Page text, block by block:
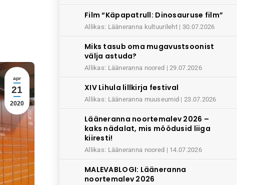
apr
21
2020
Film “Käpapatrull: Dinosauruse film”
Allikas: Lääneranna kultuurileht 30.07.2026
Miks tasub oma mugavustsoonist
välja astuda?
Allikas: Lääneranna noored 29.07.2026
XIV Lihula lillkirja festival
Allikas: Lääneranna muuseumid 23.07.2026
Lääneranna noortemalev 2026 –
kaks nädalat, mis möödusid liiga
kiiresti!
Allikas: Lääneranna noored 14.07.2026
MALEVABLOGI: Lääneranna
noortemalev 2026